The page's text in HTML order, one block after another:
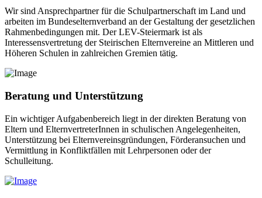
Wir sind Ansprechpartner für die Schulpartnerschaft im Land und
arbeiten im Bundeselternverband an der Gestaltung der gesetzlichen
Rahmenbedingungen mit. Der LEV-Steiermark ist als
Interessensvertretung der Steirischen Elternvereine an Mittleren und
Höheren Schulen in zahlreichen Gremien tätig.
Beratung und Unterstützung
Ein wichtiger Aufgabenbereich liegt in der direkten Beratung von
Eltern und ElternvertreterInnen in schulischen Angelegenheiten,
Unterstützung bei Elternvereinsgründungen, Förderansuchen und
Vermittlung in Konfliktfällen mit Lehrpersonen oder der
Schulleitung.